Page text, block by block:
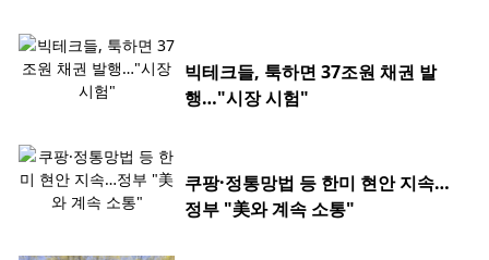
빅테크들, 툭하면 37조원 채권 발
행…"시장 시험"
쿠팡·정통망법 등 한미 현안 지속…
정부 "美와 계속 소통"